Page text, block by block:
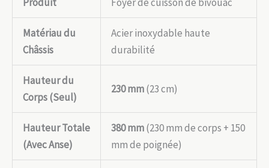
Produit
Foyer de cuisson de bivouac
Matériau du
Châssis
Acier inoxydable haute
durabilité
Hauteur du
Corps (Seul)
230 mm(23 cm)
Hauteur Totale
(Avec Anse)
380 mm(230 mm de corps + 150
mm de poignée)